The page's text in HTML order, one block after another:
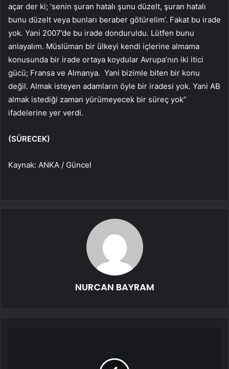
açar der ki; ‘senin şuran hatalı şunu düzelt, şuran hatalı
bunu düzelt veya bunları beraber götürelim’. Fakat bu irade
yok. Yani 2007’de bu irade donduruldu. Lütfen bunu
anlayalım. Müslüman bir ülkeyi kendi içlerine almama
konusunda bir irade ortaya koydular Avrupa’nın iki itici
gücü; Fransa ve Almanya. Yani bizimle biten bir konu
değil. Almak isteyen adamların öyle bir iradesi yok. Yani AB
almak istediği zaman yürümeyecek bir süreç yok”
ifadelerine yer verdi.
(SÜRECEK)
Kaynak: ANKA / Güncel
NURCAN BAYRAM